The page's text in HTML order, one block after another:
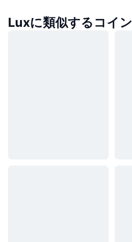
Luxに類似するコイン